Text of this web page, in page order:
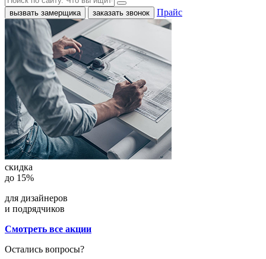
вызвать замерщика заказать звонок Прайс
скидка
до 15%
для дизайнеров
и подрядчиков
Смотреть все акции
Остались вопросы?